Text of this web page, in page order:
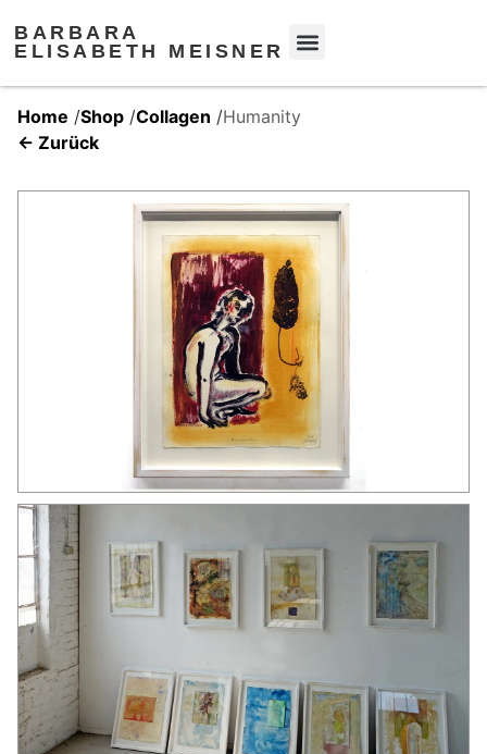
BARBARA
ELISABETH MEISNER
Home /Shop /Collagen /Humanity
← Zurück